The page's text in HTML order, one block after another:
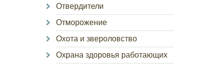
Отвердители
Отморожение
Охота и звероловство
Охрана здоровья работающих